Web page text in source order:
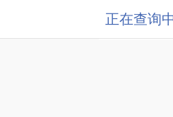
正在查询